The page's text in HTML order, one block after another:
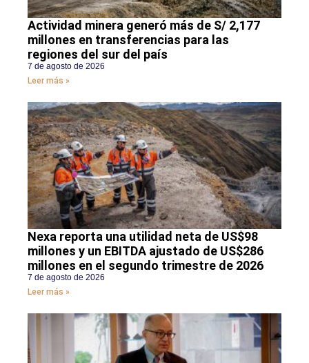
Actividad minera generó más de S/ 2,177
millones en transferencias para las
regiones del sur del país
7 de agosto de 2026
Leer más »
Nexa reporta una utilidad neta de US$98
millones y un EBITDA ajustado de US$286
millones en el segundo trimestre de 2026
7 de agosto de 2026
Leer más »